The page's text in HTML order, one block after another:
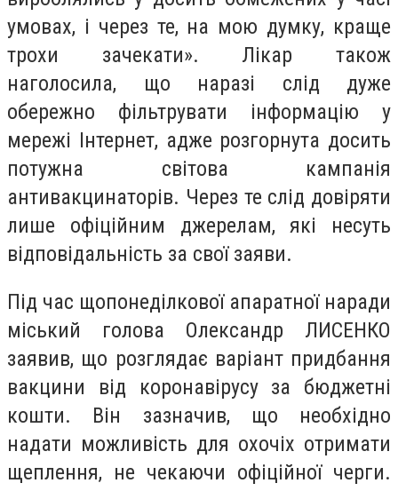
умовах, і через те, на мою думку, краще
трохи зачекати». Лікар також
наголосила, що наразі слід дуже
обережно фільтрувати інформацію у
мережі Інтернет, адже розгорнута досить
потужна світова кампанія
антивакцинаторів. Через те слід довіряти
лише офіційним джерелам, які несуть
відповідальність за свої заяви.
Під час щопонеділкової апаратної наради
міський голова Олександр ЛИСЕНКО
заявив, що розглядає варіант придбання
вакцини від коронавірусу за бюджетні
кошти. Він зазначив, що необхідно
надати можливість для охочіх отримати
щеплення, не чекаючи офіційної черги.